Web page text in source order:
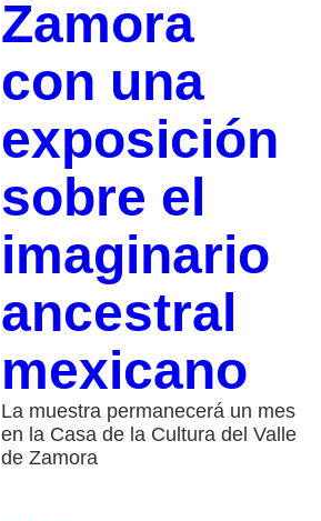
Zamora
con una
exposición
sobre el
imaginario
ancestral
mexicano
La muestra permanecerá un mes
en la Casa de la Cultura del Valle
de Zamora